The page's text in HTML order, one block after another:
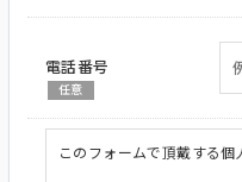
電話番号
任意
このフォームで頂戴する